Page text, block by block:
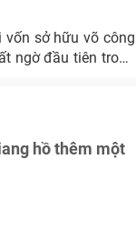
vốn sở hữu võ công
ngờ đầu tiên trong
hồ thêm một